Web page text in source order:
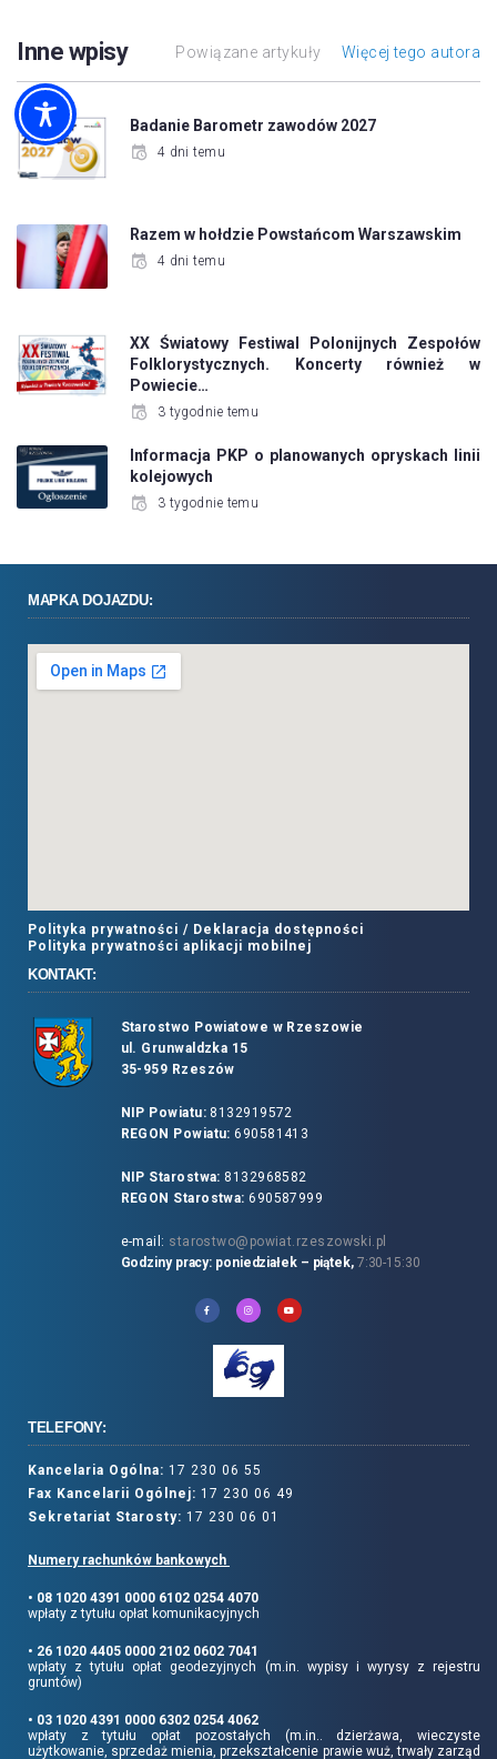
Inne wpisy Powiązane artykuły Więcej tego autora
Badanie Barometr zawodów 2027
4 dni temu
Razem w hołdzie Powstańcom Warszawskim
4 dni temu
XX Światowy Festiwal Polonijnych Zespołów
Folklorystycznych. Koncerty również w
Powiecie…
3 tygodnie temu
Informacja PKP o planowanych opryskach linii
kolejowych
3 tygodnie temu
MAPKA DOJAZDU:
Polityka prywatności / Deklaracja dostępności
Polityka prywatności aplikacji mobilnej
KONTAKT:
Starostwo Powiatowe w Rzeszowie
ul. Grunwaldzka 15
35-959 Rzeszów
NIP Powiatu:8132919572
REGON Powiatu: 690581413
NIP Starostwa: 8132968582
REGON Starostwa: 690587999
e-mail: starostwo@powiat.rzeszowski.pl
Godziny pracy: poniedziałek – piątek, 7:30-15:30
TELEFONY:
Kancelaria Ogólna: 17 230 06 55
Fax Kancelarii Ogólnej: 17 230 06 49
Sekretariat Starosty: 17 230 06 01
Numery rachunków bankowych
• 08 1020 4391 0000 6102 0254 4070
wpłaty z tytułu opłat komunikacyjnych
• 26 1020 4405 0000 2102 0602 7041
wpłaty z tytułu opłat geodezyjnych (m.in. wypisy i wyrysy z rejestru
gruntów)
• 03 1020 4391 0000 6302 0254 4062
wpłaty z tytułu opłat pozostałych (m.in.. dzierżawa, wieczyste
użytkowanie, sprzedaż mienia, przekształcenie prawie wuż, trwały zarząd